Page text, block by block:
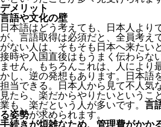
デメリット
言語や文化の壁
日本語はどう考えても、日本人より
が、言語取得は必須だと、全員考え
がない人は、そもそも日本へ来たい
接時や入国直後はもうまく伝わらな
ません。
もちろんこれは、人により
かし、逆の発想もあります。日本語
担当できる。日本人から見て不人気
見たら、楽だからやりたいというこ
業も、楽だという人が多いです。 言
る姿勢が求められます。
手続きが煩雑なため、管理費がかか